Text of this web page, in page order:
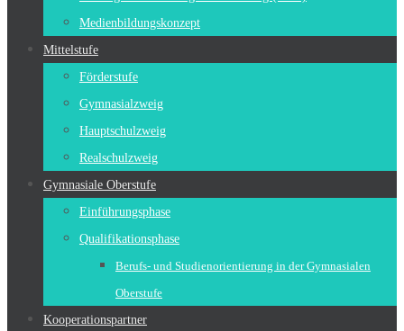
Medienbildungskonzept
Mittelstufe
Förderstufe
Gymnasialzweig
Hauptschulzweig
Realschulzweig
Gymnasiale Oberstufe
Einführungsphase
Qualifikationsphase
Berufs- und Studienorientierung in der Gymnasialen
Oberstufe
Kooperationspartner